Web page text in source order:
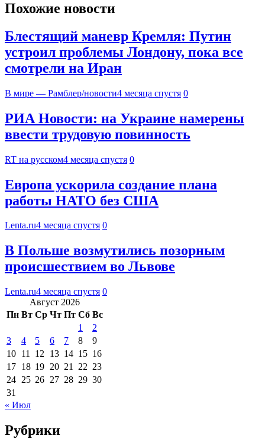
Похожие новости
Блестящий маневр Кремля: Путин
устроил проблемы Лондону, пока все
смотрели на Иран
В мире — Рамблер/новости4 месяца спустя 0
РИА Новости: на Украине намерены
ввести трудовую повинность
RT на русском4 месяца спустя 0
Европа ускорила создание плана
работы НАТО без США
Lenta.ru4 месяца спустя 0
В Польше возмутились позорным
происшествием во Львове
Lenta.ru4 месяца спустя 0
Август 2026
Пн Вт Ср Чт Пт Сб Вс
1
2
3
4 5 6 7 8
9
10 11 12 13 14 15 16
17 18 19 20 21 22 23
24 25 26 27 28 29 30
31
« Июл
Рубрики